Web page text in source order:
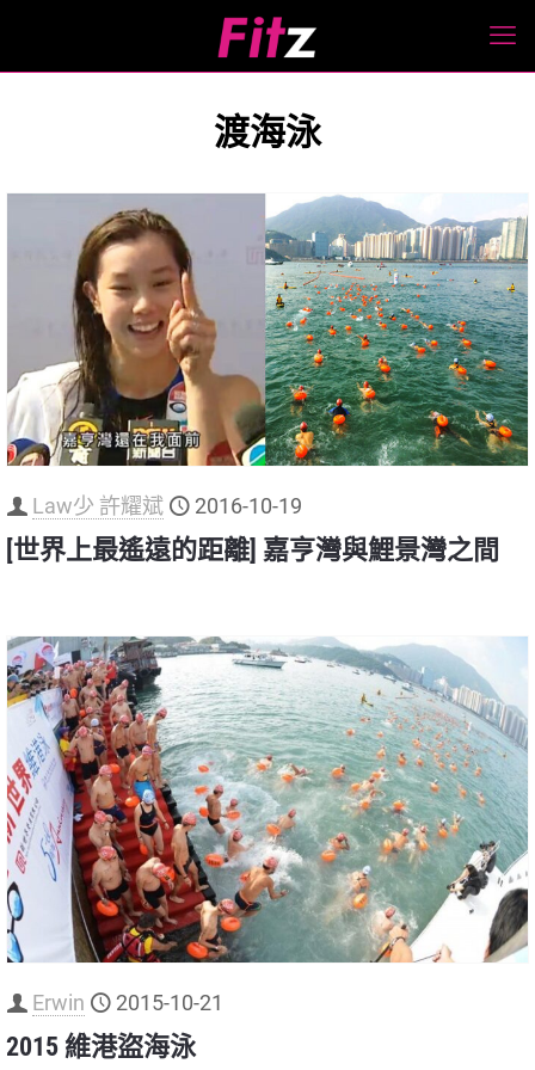
渡海泳
Law少 許耀斌 2016-10-19
[世界上最遙遠的距離] 嘉亨灣與鯉景灣之間
Erwin 2015-10-21
2015 維港盜海泳